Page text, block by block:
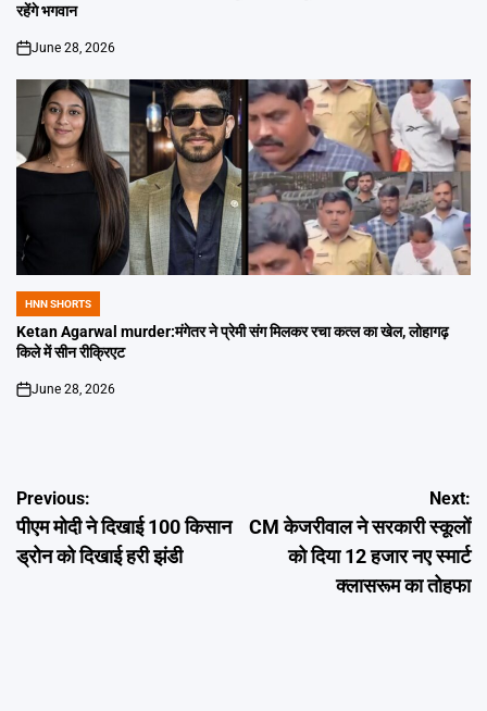
रहेंगे भगवान
on
June 28, 2026
POSTED
IN
HNN SHORTS
Ketan Agarwal murder:मंगेतर ने प्रेमी संग मिलकर रचा कत्ल का खेल, लोहागढ़
किले में सीन रीक्रिएट
on
June 28, 2026
Post
navigation
Previous:
पीएम मोदी ने दिखाई 100 किसान
ड्रोन को दिखाई हरी झंडी
Next:
CM केजरीवाल ने सरकारी स्कूलों
को दिया 12 हजार नए स्मार्ट
क्लासरूम का तोहफा